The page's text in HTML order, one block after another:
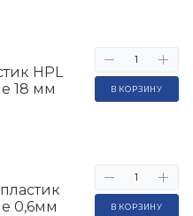
0,6мм
В КОРЗИНУ
HPL
18 мм
В КОРЗИНУ